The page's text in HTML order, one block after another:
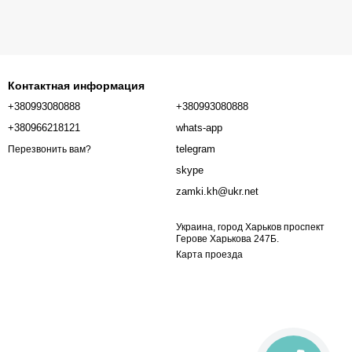
Контактная информация
+380993080888
+380966218121
Перезвонить вам?
+380993080888
whats-app
telegram
skype
zamki.kh@ukr.net
Украина, город Харьков проспект
Герове Харькова 247Б.
Карта проезда